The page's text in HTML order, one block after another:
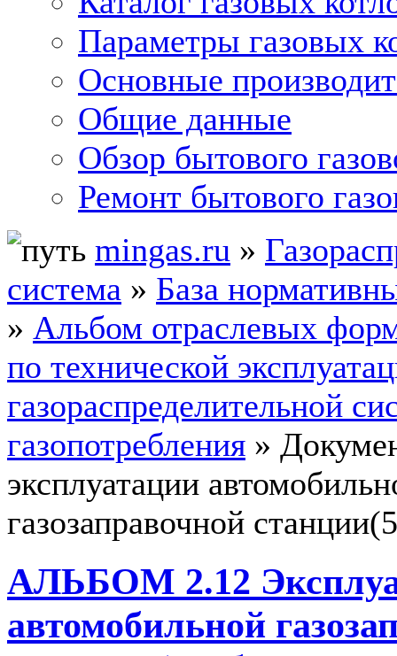
Параметры газовых
Основные
Общие данные
Обзор бытового
Ремонт бытового
mingas.ru »
система » База
» Альбом отраслевых
по технической
газораспределительной
газопотребления »
эксплуатации
газозаправочной
АЛЬБОМ 2.12
автомобильной